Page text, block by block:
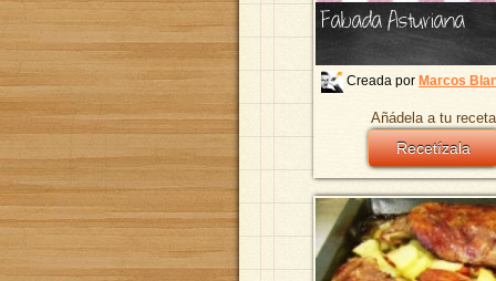
Fabada Asturiana
Creada por Marcos
Añádela a tu
Recetízala